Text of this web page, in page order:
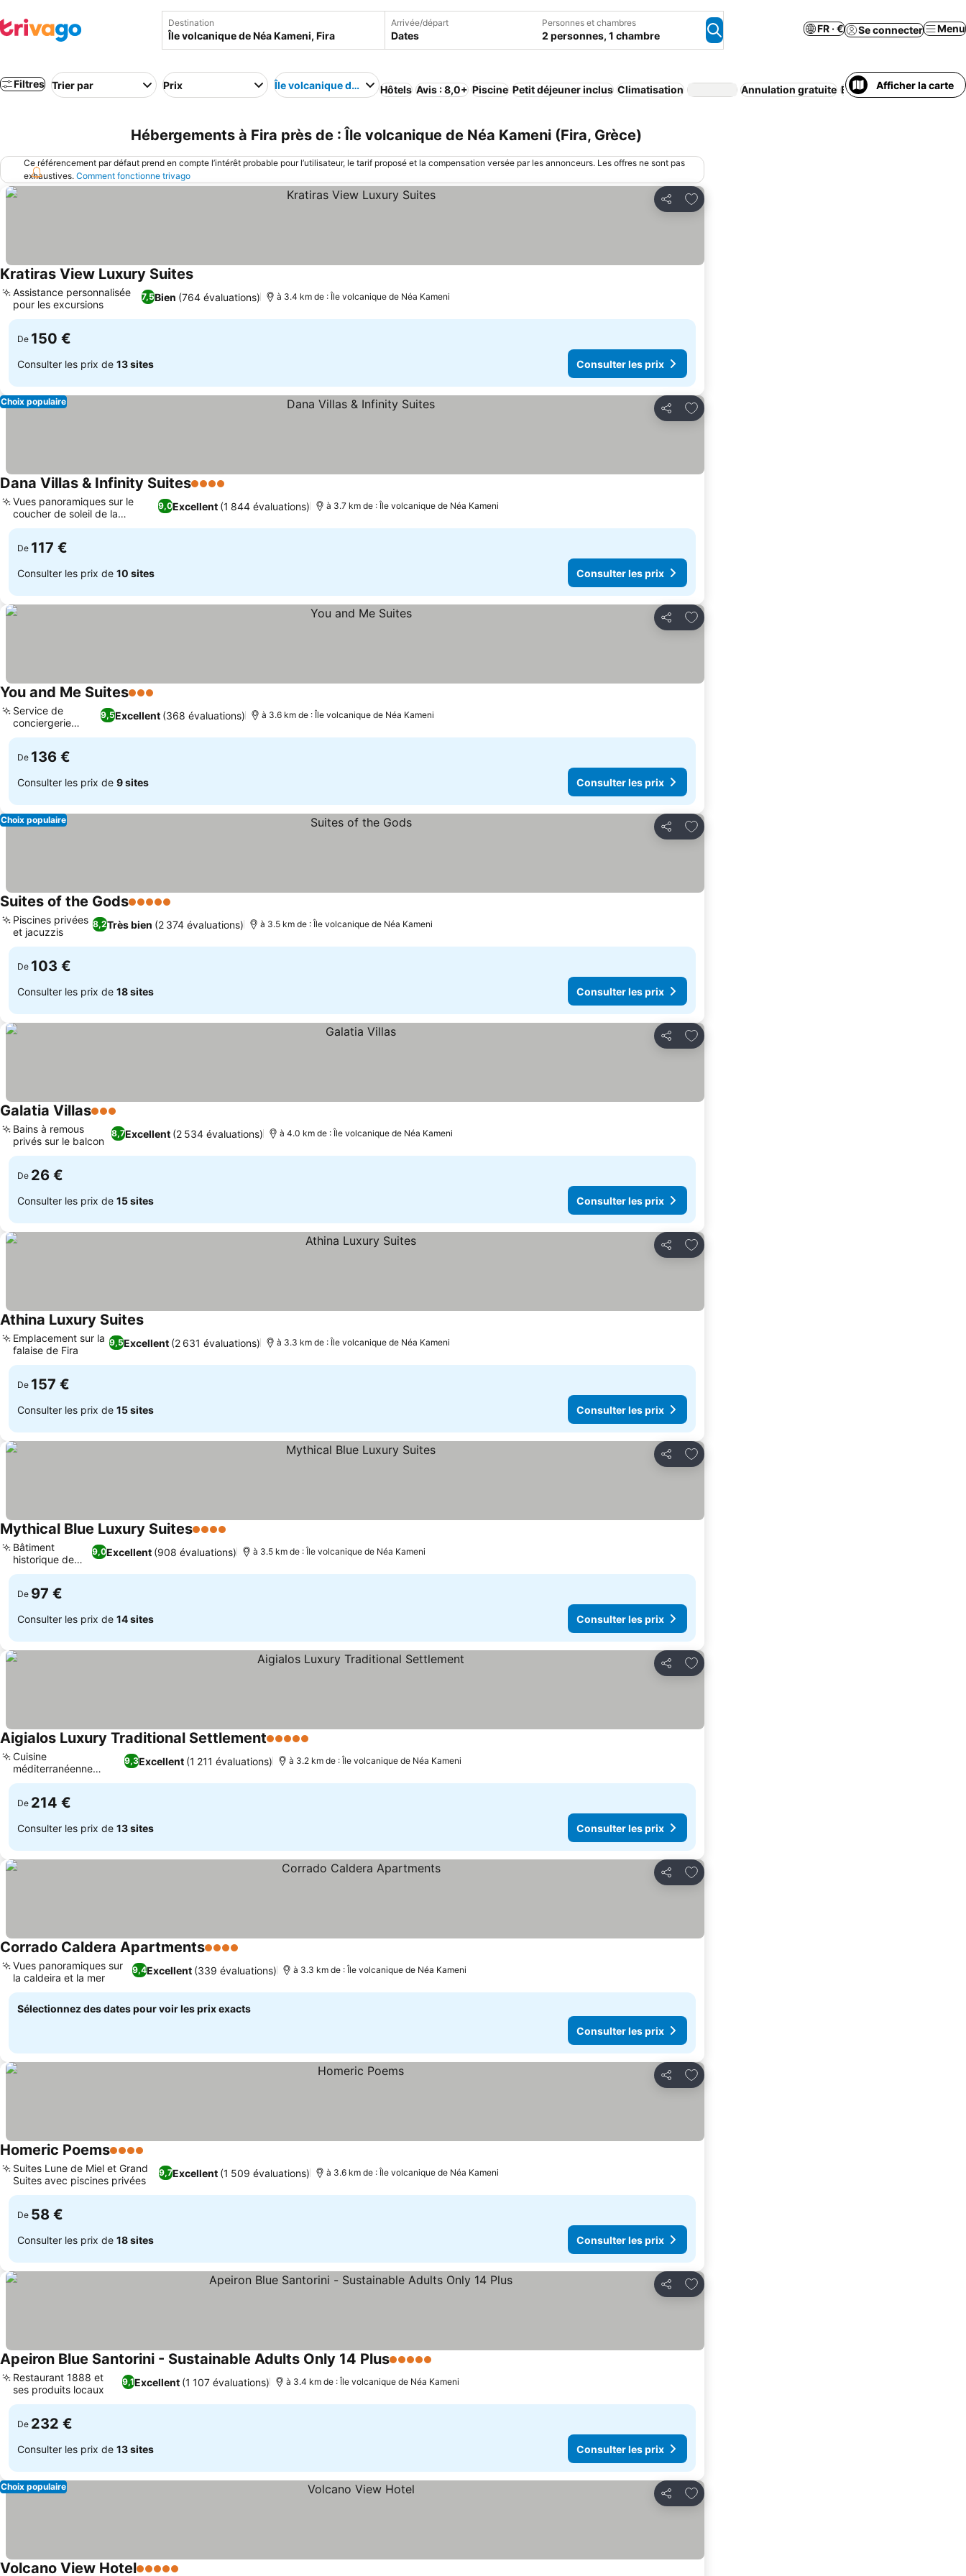
Destination Arrivée/départ
Dates
Personnes et chambres
2 personnes, 1 chambre
FR · € Se connecter Menu
Filtres Trier par Prix Île volcanique de Néa Kameni
Hôtels Avis : 8,0+ Piscine Petit déjeuner inclus Climatisation Annulation gratuite Bain à remousAfficher la carte
Hébergements à Fira près de : Île volcanique de Néa Kameni (Fira, Grèce)
Ce référencement par défaut prend en compte l’intérêt probable pour l’utilisateur, le tarif proposé et la compensation versée par les annonceurs. Les offres ne sont pas
exhaustives. Comment fonctionne trivago
Partager
Ajouter à mes favoris
Kratiras View Luxury Suites
7,5Bien (764 évaluations)
Assistance personnalisée
pour les excursions
à 3.4 km de : Île volcanique de Néa Kameni
De 150 €
Consulter les prix de 13 sites Consulter les prix
Partager
Ajouter à mes favoris
Choix populaire
Dana Villas & Infinity Suites4 Étoiles
9,0Excellent (1 844 évaluations)
Vues panoramiques sur le
coucher de soleil de la
caldeira
à 3.7 km de : Île volcanique de Néa Kameni
De 117 €
Consulter les prix de 10 sites Consulter les prix
Partager
Ajouter à mes favoris
You and Me Suites3 Étoiles
9,5Excellent (368 évaluations)
Service de
conciergerie
dédié
à 3.6 km de : Île volcanique de Néa Kameni
De 136 €
Consulter les prix de 9 sites Consulter les prix
Partager
Ajouter à mes favoris
Choix populaire
Suites of the Gods5 Étoiles
8,2Très bien (2 374 évaluations)
Piscines privées
et jacuzzis
à 3.5 km de : Île volcanique de Néa Kameni
De 103 €
Consulter les prix de 18 sites Consulter les prix
Partager
Ajouter à mes favoris
Galatia Villas3 Étoiles
8,7Excellent (2 534 évaluations)
Bains à remous
privés sur le balcon
à 4.0 km de : Île volcanique de Néa Kameni
De 26 €
Consulter les prix de 15 sites Consulter les prix
Partager
Ajouter à mes favoris
Athina Luxury Suites
9,5Excellent (2 631 évaluations)
Emplacement sur la
falaise de Fira
à 3.3 km de : Île volcanique de Néa Kameni
De 157 €
Consulter les prix de 15 sites Consulter les prix
Partager
Ajouter à mes favoris
Mythical Blue Luxury Suites4 Étoiles
9,0Excellent (908 évaluations)
Bâtiment
historique de
Fira
à 3.5 km de : Île volcanique de Néa Kameni
De 97 €
Consulter les prix de 14 sites Consulter les prix
Partager
Ajouter à mes favoris
Aigialos Luxury Traditional Settlement5 Étoiles
9,3Excellent (1 211 évaluations)
Cuisine
méditerranéenne
gastronomique
à 3.2 km de : Île volcanique de Néa Kameni
De 214 €
Consulter les prix de 13 sites Consulter les prix
Partager
Ajouter à mes favoris
Corrado Caldera Apartments4 Étoiles
9,4Excellent (339 évaluations)
Vues panoramiques sur
la caldeira et la mer
à 3.3 km de : Île volcanique de Néa Kameni
Sélectionnez des dates pour voir les prix exacts
Consulter les prix
Partager
Ajouter à mes favoris
Homeric Poems4 Étoiles
9,7Excellent (1 509 évaluations)
Suites Lune de Miel et Grand
Suites avec piscines privées
à 3.6 km de : Île volcanique de Néa Kameni
De 58 €
Consulter les prix de 18 sites Consulter les prix
Partager
Ajouter à mes favoris
Apeiron Blue Santorini - Sustainable Adults Only 14 Plus5 Étoiles
9,1Excellent (1 107 évaluations)
Restaurant 1888 et
ses produits locaux
à 3.4 km de : Île volcanique de Néa Kameni
De 232 €
Consulter les prix de 13 sites Consulter les prix
Partager
Ajouter à mes favoris
Choix populaire
Volcano View Hotel